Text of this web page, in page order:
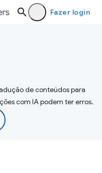
Fazer login
de conteúdos para
com IA podem ter erros.